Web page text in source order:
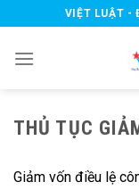
to
content
VIỆT LUẬT -
THỦ TỤC
Giảm vốn điều lệ